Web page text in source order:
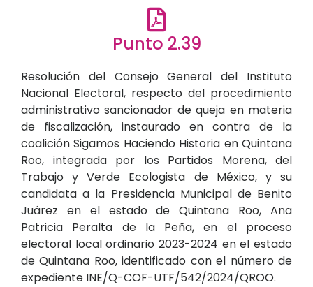
Punto 2.39
Resolución del Consejo General del Instituto
Nacional Electoral, respecto del procedimiento
administrativo sancionador de queja en materia
de fiscalización, instaurado en contra de la
coalición Sigamos Haciendo Historia en Quintana
Roo, integrada por los Partidos Morena, del
Trabajo y Verde Ecologista de México, y su
candidata a la Presidencia Municipal de Benito
Juárez en el estado de Quintana Roo, Ana
Patricia Peralta de la Peña, en el proceso
electoral local ordinario 2023-2024 en el estado
de Quintana Roo, identificado con el número de
expediente INE/Q-COF-UTF/542/2024/QROO.